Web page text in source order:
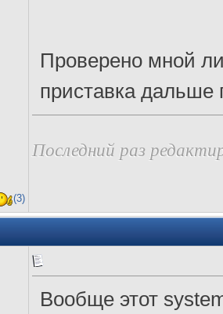
Проверено мной
приставка
Последний раз
(3)
Вообще этот